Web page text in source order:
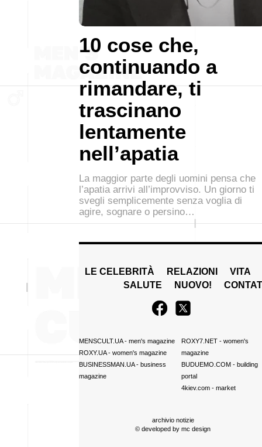
10 cose che,
continuando a
rimandare, ti
trascinano
lentamente
nell’apatia
La maggior parte degli uomini pensa che
l’apatia arrivi all’improvviso. Un giorno ti
svegli semplicemente senza voglia di
agire, sognare o persino…
LE CELEBRITÀ RELAZIONI
VITA
SALUTE
NUOVO!
MENSCULT.UA- men's magazine
ROXY.UA- women's magazine
BUSINESSMAN.UA- business
magazine
ROXY7.NET- women's
magazine
BUDUEMO.COM- building
portal
4kiev.com- market
archivio notizie
© developed by mc design